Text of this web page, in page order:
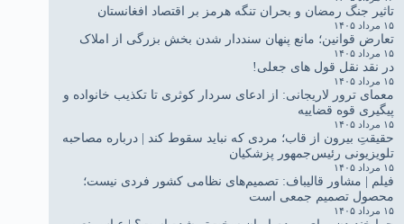
تاثیر جنگ رمضان و بحران تنگه هرمز بر اقتصاد افغانستان
۱۵ مرداد ۱۴۰۵
تعارض قوانین؛ مانع پنهان سنددار شدن بخش بزرگی از املاک
۱۵ مرداد ۱۴۰۵
در نقد نقل قول های جعلی!
۱۵ مرداد ۱۴۰۵
معمای ترور لاریجانی: از ادعای سردار کوثری تا تکذیب خانواده و
پیگیری قوه قضاییه
۱۵ مرداد ۱۴۰۵
حقیقتِ بیرون از قاب؛ مردی که نباید سقوط کند | درباره مصاحبه
تلویزیونی رئیس‌جمهور پزشکیان
۱۵ مرداد ۱۴۰۵
فیلم | مشاور قالیباف: تصمیم‌های نظامی کشور فردی نیست؛
محصول تصمیم جمعی است
۱۵ مرداد ۱۴۰۵